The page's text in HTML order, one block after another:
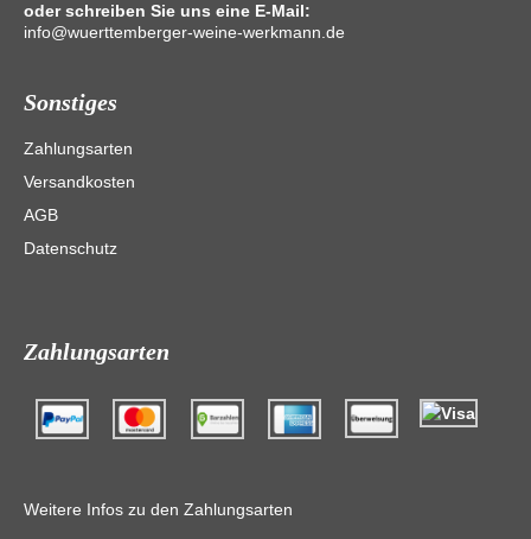
oder schreiben Sie uns eine E-Mail:
info@wuerttemberger-weine-werkmann.de
Sonstiges
Zahlungsarten
Versandkosten
AGB
Datenschutz
Zahlungsarten
Weitere Infos zu den Zahlungsarten